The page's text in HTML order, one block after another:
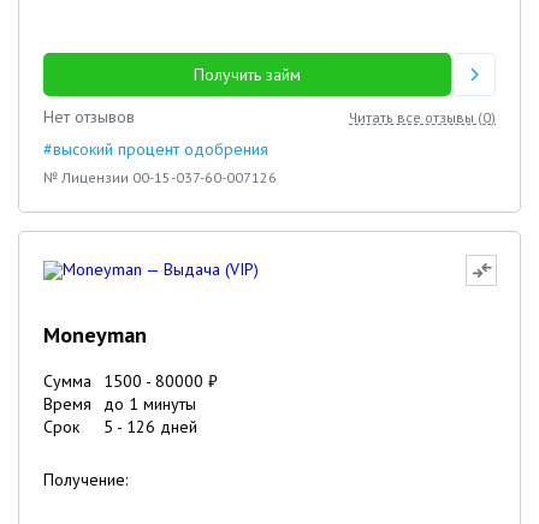
Получить займ
Нет отзывов
Читать все отзывы (0)
#высокий процент одобрения
№ Лицензии 00-15-037-60-007126
Moneyman
Сумма 1500 - 80000 ₽
Время
до 1 минуты
Срок
5 - 126 дней
Получение: